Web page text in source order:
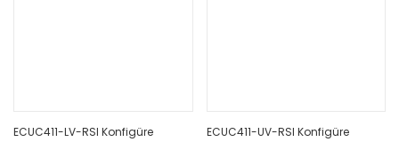
ECUC411-LV-RSI Konfigüre
ECUC411-UV-RSI Konfigüre